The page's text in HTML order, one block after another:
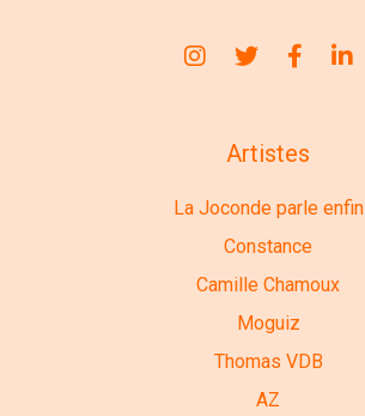
Artistes
La Joconde parle enfin
Constance
Camille Chamoux
Moguiz
Thomas VDB
AZ